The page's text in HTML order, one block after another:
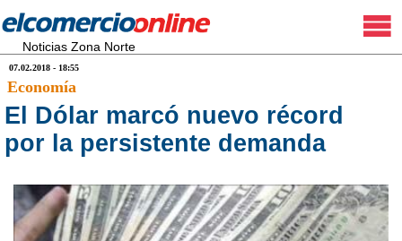
Noticias Zona Norte
07.02.2018 - 18:55
Economía
El Dólar marcó nuevo récord
por la persistente demanda